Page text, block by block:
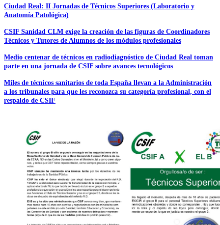
Ciudad Real: II Jornadas de Técnicos Superiores (Laboratorio y
Anatomía Patológica)
CSIF Sanidad CLM exige la creación de las figuras de Coordinadores
Técnicos y Tutores de Alumnos de los módulos profesionales
Medio centenar de técnicos en radiodiagnóstico de Ciudad Real toman
parte en una jornada de CSIF sobre avances tecnológicos
Miles de técnicos sanitarios de toda España llevan a la Administración
a los tribunales para que les reconozca su categoría profesional, con el
respaldo de CSIF